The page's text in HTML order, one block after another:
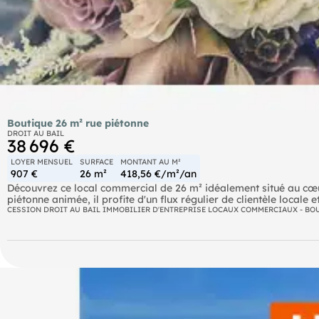
Boutique 26 m² rue piétonne
DROIT AU BAIL
38 696 €
LOYER MENSUEL
907 €
SURFACE
26 m²
MONTANT AU M²
418,56 €/m²/an
Découvrez ce local commercial de 26 m² idéalement situé au
piétonne animée, il profite d'un flux régulier de clientèle
activité. Le local comprend un espace de vente, une réserve/
sur charges et 68 € HT de taxe foncière/ordures ménagères.
destiné à une activité spécialisée. Un changement d'activité
activité sans nuisances. Prix de cession : 38 696 € TTC
commercialisation, comprenant l'état des lieux d'entrée,
CESSION DROIT AU BAIL IMMOBILIER D'ENTREPRISE LOCAUX COMMERCIAUX -